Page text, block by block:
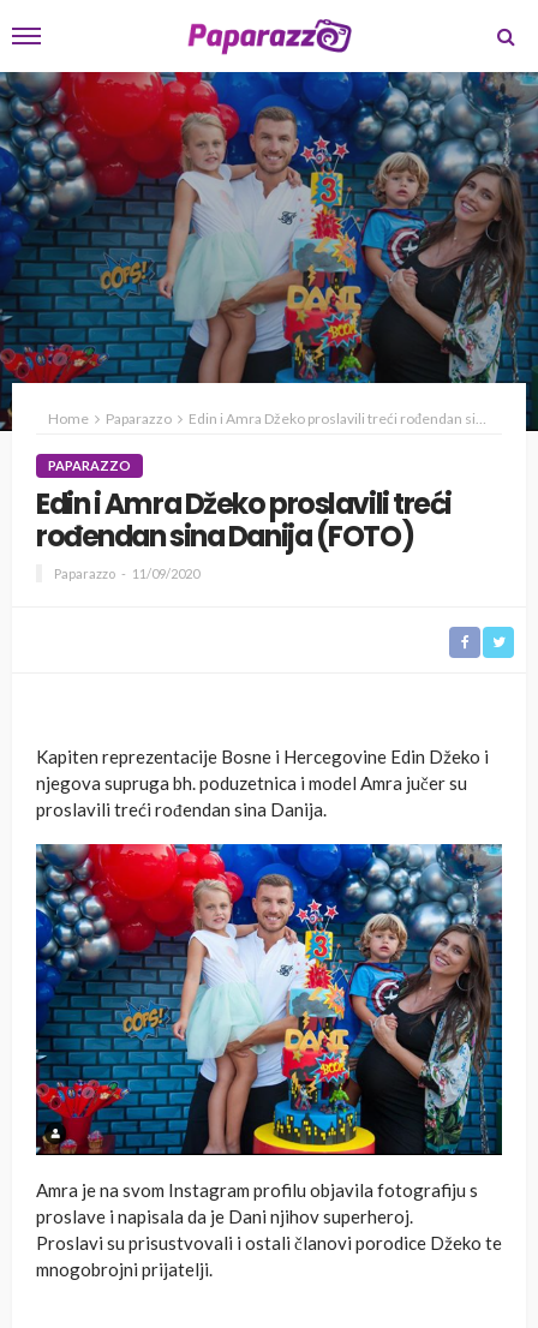
Home Paparazzo Edin i Amra Džeko proslavili treći rođendan sina Danija (FOTO)
PAPARAZZO
Edin i Amra Džeko proslavili treći
rođendan sina Danija (FOTO)
Paparazzo 11/09/2020
Kapiten reprezentacije Bosne i Hercegovine Edin Džeko i
njegova supruga bh. poduzetnica i model Amra jučer su
proslavili treći rođendan sina Danija.
Amra je na svom Instagram profilu objavila fotografiju s
proslave i napisala da je Dani njihov superheroj.
Proslavi su prisustvovali i ostali članovi porodice Džeko te
mnogobrojni prijatelji.